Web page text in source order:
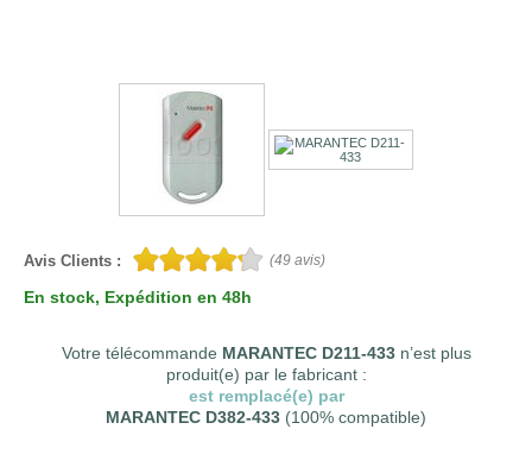
Avis Clients : (49 avis)
En stock, Expédition en 48h
Votre télécommande MARANTEC D211-433n’est plus
produit(e) par le fabricant :
est remplacé(e) par
MARANTEC D382-433 (100% compatible)